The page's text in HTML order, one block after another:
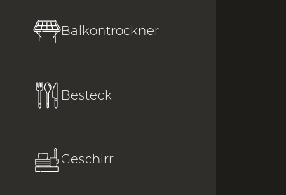
Balkontrockner
Besteck
Geschirr